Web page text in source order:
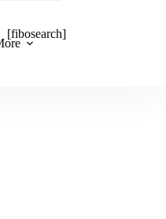
[fibosearch]